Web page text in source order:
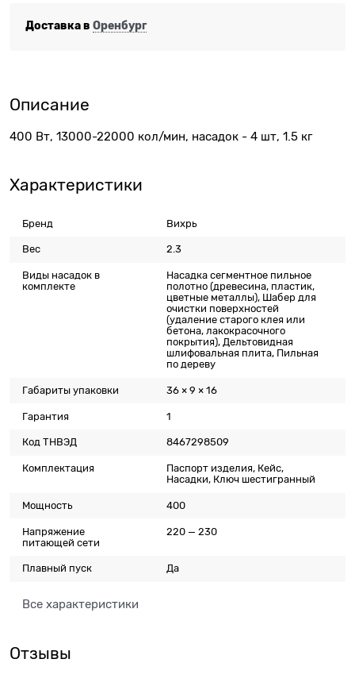
Доставка в Оренбург
Описание
400 Вт, 13000-22000 кол/мин, насадок - 4 шт, 1.5 кг
Характеристики
Бренд Вихрь
Вес 2.3
Виды насадок в
комплекте
Насадка сегментное пильное
полотно (древесина, пластик,
цветные металлы), Шабер для
очистки поверхностей
(удаление старого клея или
бетона, лакокрасочного
покрытия), Дельтовидная
шлифовальная плита, Пильная
по дереву
Габариты упаковки 36 × 9 × 16
Гарантия 1
Код ТНВЭД 8467298509
Комплектация
Паспорт изделия, Кейс,
Насадки, Ключ шестигранный
Мощность 400
Напряжение
питающей сети
220 — 230
Плавный пуск Да
Все характеристики
Отзывы